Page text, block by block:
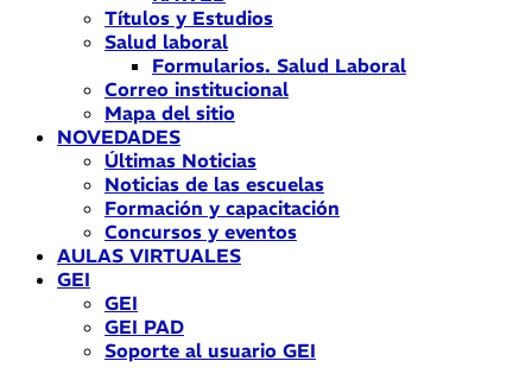
Títulos y Estudios
Salud laboral
Formularios. Salud Laboral
Correo institucional
Mapa del sitio
NOVEDADES
Últimas Noticias
Noticias de las escuelas
Formación y capacitación
Concursos y eventos
AULAS VIRTUALES
GEI
GEI
GEI PAD
Soporte al usuario GEI